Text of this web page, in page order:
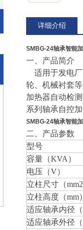
详细介绍
SMBG-24轴承智能
一、产品简介
适用于发电厂
轮、机械衬套
加热器自动检
系列轴承自控
SMBG-24轴承智能
二、产品参数
型号
容量（KVA）
电压（V）
立柱尺寸（
立柱高度（mm
适应轴承内径
适应轴承外径